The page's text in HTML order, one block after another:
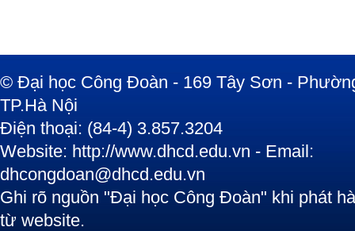
© Đại học Công Đoàn - 169 Tây Sơn -
TP.Hà Nội
Điện thoại: (84-4) 3.857.3204
Website: http://www.dhcd.edu.vn - Email:
dhcongdoan@dhcd.edu.vn
Ghi rõ nguồn "Đại học Công Đoàn" khi phát
từ website.